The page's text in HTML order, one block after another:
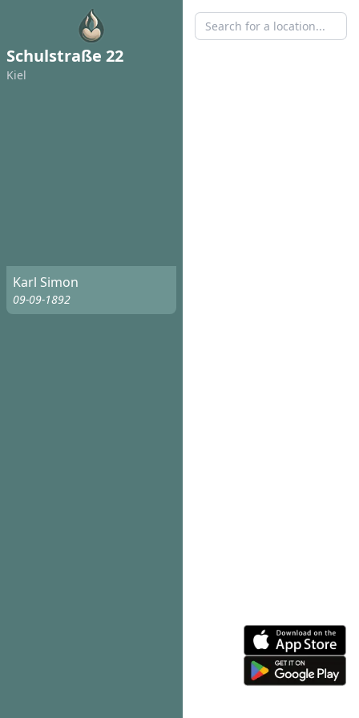
Schulstraße 22
Kiel
Karl Simon
09-09-1892